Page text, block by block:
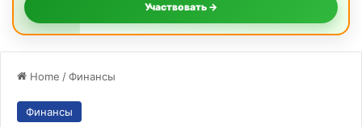
Участвовать →
Home /Финансы
Финансы